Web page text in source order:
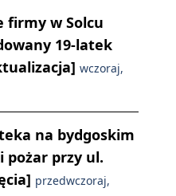
firmy w Solcu
19-latek
wczoraj,
na bydgoskim
pożar przy ul.
przedwczoraj,